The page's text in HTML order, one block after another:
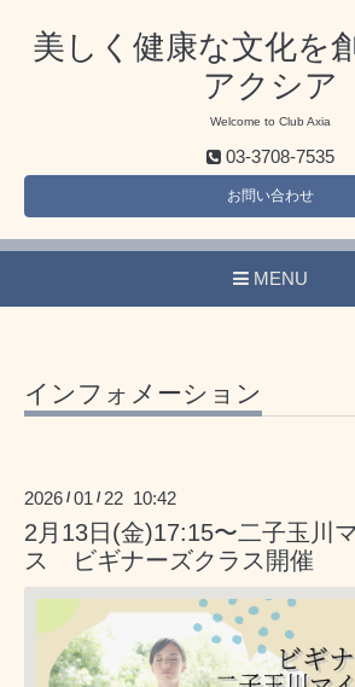
美しく健康な文化を
アクシア
Welcome to Club Axia
03-3708-7535
お問い合わせ
MENU
インフォメーション
2026 /01 / 22 10:42
2月13日(金)17:15〜二子玉川
ス ビギナーズクラス開催